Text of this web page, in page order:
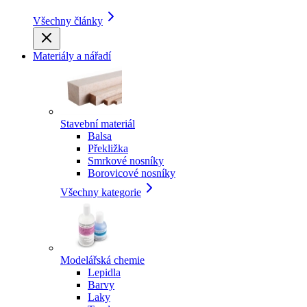
Všechny články
Materiály a nářadí
Stavební materiál
Balsa
Překližka
Smrkové nosníky
Borovicové nosníky
Všechny kategorie
Modelářská chemie
Lepidla
Barvy
Laky